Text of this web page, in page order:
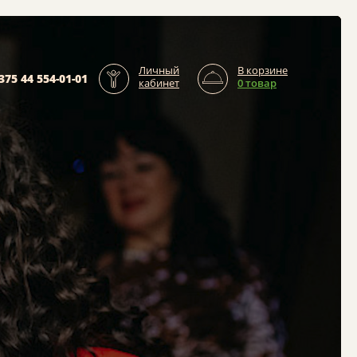
44 554-01-01
Личный
кабинет
В корзине
0 товар